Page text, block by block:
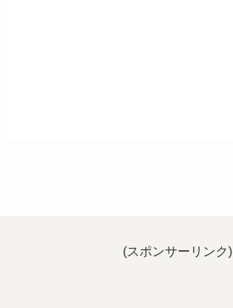
(スポンサーリンク)